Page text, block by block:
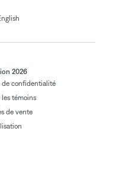
2026
de confidentialité
témoins
de vente